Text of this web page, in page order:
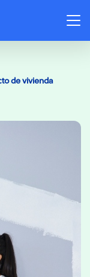
de vivienda